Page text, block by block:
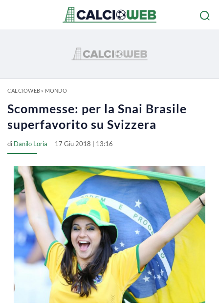
CALCIOWEB» MONDO
Scommesse: per la Snai Brasile
superfavorito su Svizzera
di Danilo Loria 17 Giu 2018 | 13:16